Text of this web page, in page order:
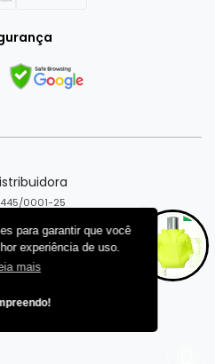
para garantir que você
experiência de uso.
mais
0001-25
com a plataforma